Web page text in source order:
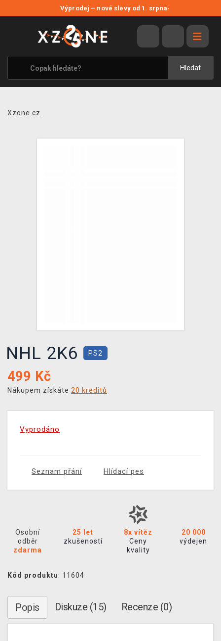
Výprodej – nové slevy od 1. srpna›
Hledat
VÝPRODEJ
VIDEOHRY
XZONE ORIGINALS
TÉMATIKY
Xzone.cz
NHL 2K6 PS2
499 Kč
Nákupem získáte 20 kreditů
Vyprodáno
Seznam přání Hlídací pes
Osobní
odběr
zdarma
25 let
zkušeností
8x vítěz
Ceny
kvality
20 000
výdejen
Kód produktu: 11604
Popis Diskuze (15) Recenze (0)